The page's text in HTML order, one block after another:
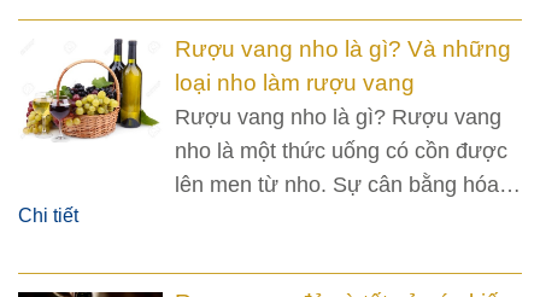
vang có thể coi là xu hướng đồ
uống thông minh thời 4.0
Rượu vang nho là gì? Và những
loại nho làm rượu vang
Rượu vang nho là gì? Rượu vang
nho là một thức uống có cồn được
lên men từ nho. Sự cân bằng hóa
cần thêm bất cứ thứ gì cho thêm
Chi tiết